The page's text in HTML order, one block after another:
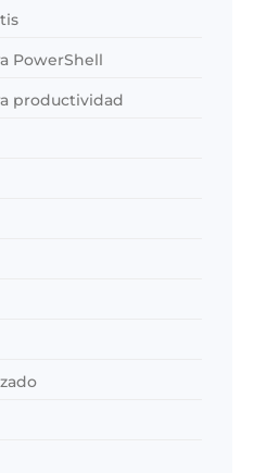
PowerShell
productividad